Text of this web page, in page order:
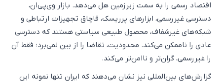
اقتصاد رسمی را به سمت زیرزمین هل می‌دهد. بازار وی‌پی‌ان،
دسترسی غیررسمی، ابزارهای پرریسک، قاچاق تجهیزات ارتباطی و
شبکه‌های غیرشفاف، محصول طبیعی سیاستی هستند که دسترسی
عادی را ناممکن می‌کند. محدودیت، تقاضا را از بین نمی‌برد؛ فقط آن
را غیررسمی، گران‌تر و ناامن‌تر می‌کند.
گزارش‌های بین‌المللی نیز نشان می‌دهند که ایران تنها نمونه این